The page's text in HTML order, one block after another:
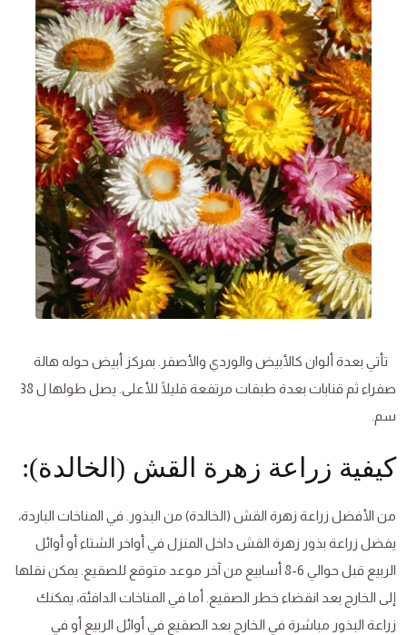
تأتي بعدة ألوان كالأبيض والوردي والأصفر. بمركز أبيض حوله هالة
صفراء ثم قنابات بعدة طبقات مرتفعة قليلًا للأعلى. يصل طولها ل 38
سم.
كيفية زراعة زهرة القش (الخالدة):
من الأفضل زراعة زهرة القش (الخالدة) من البذور. في المناخات الباردة،
يفضل زراعة بذور زهرة القش داخل المنزل في أواخر الشتاء أو أوائل
الربيع قبل حوالي 6-8 أسابيع من آخر موعد متوقع للصقيع. يمكن نقلها
إلى الخارج بعد انقضاء خطر الصقيع. أما في المناخات الدافئة، يمكنك
زراعة البذور مباشرة في الخارج بعد الصقيع في أوائل الربيع أو في